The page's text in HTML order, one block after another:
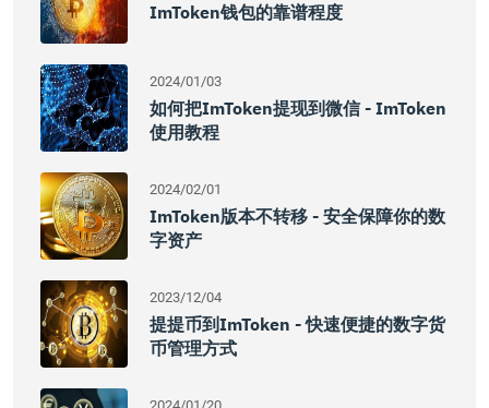
ImToken钱包的靠谱程度
2024/01/03
如何把imToken提现到微信 - ImToken
使用教程
2024/02/01
ImToken版本不转移 - 安全保障你的数
字资产
2023/12/04
提提币到imToken - 快速便捷的数字货
币管理方式